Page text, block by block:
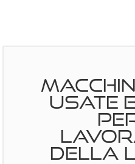
USATE
DELLA